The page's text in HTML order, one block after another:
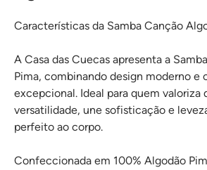
Características da Samba Canção
A Casa das Cuecas apresenta a
Pima, combinando design moderno e
excepcional. Ideal para quem valoriza
versatilidade, une sofisticação e
perfeito ao corpo.
Confeccionada em 100% Algodão